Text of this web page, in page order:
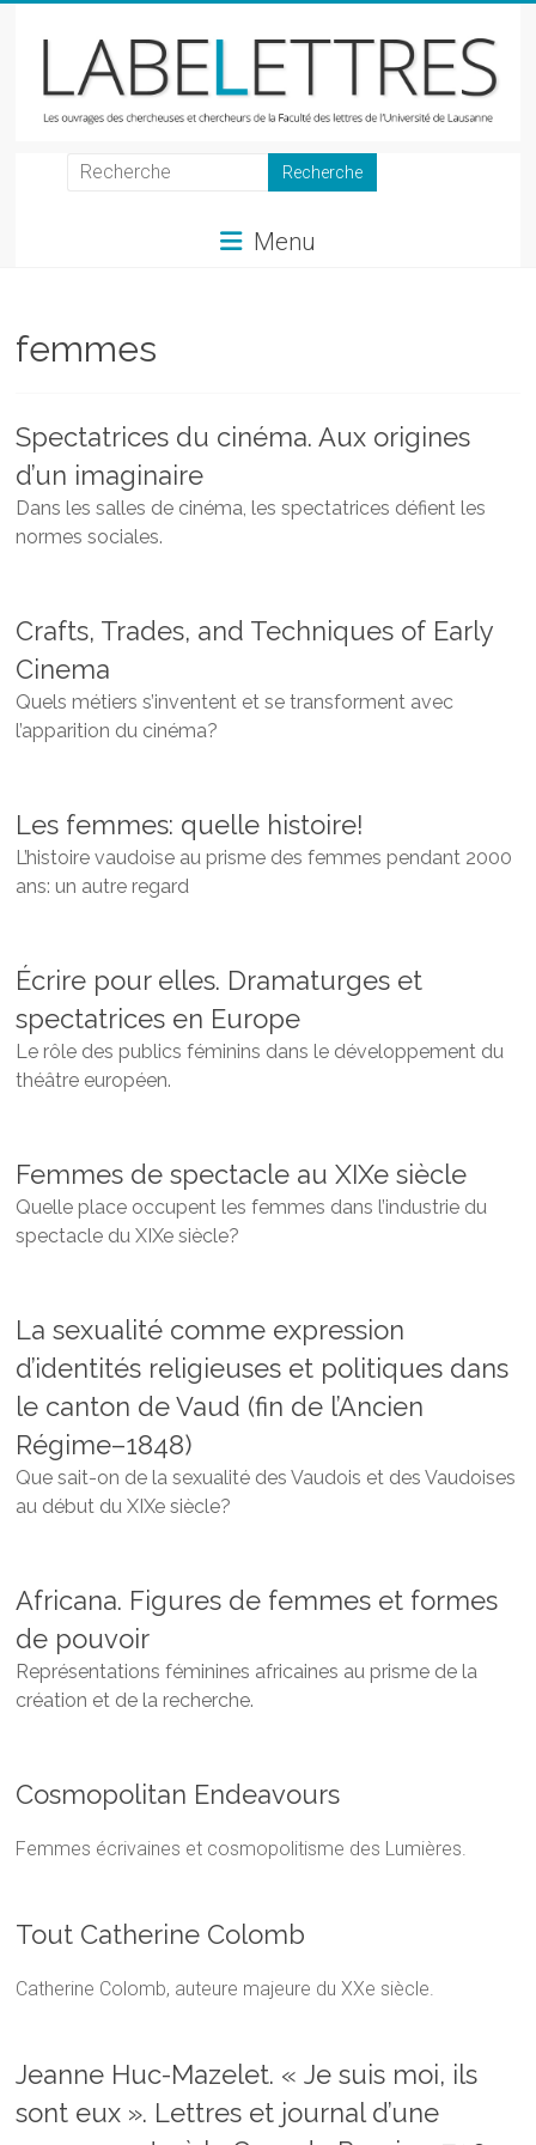
LabeLettres
et
chercheurs
Faculté
des
lettres
Menu
femmes
Spectatrices du cinéma. Aux origines
d’un imaginaire
Dans les salles de cinéma, les spectatrices défient les
normes sociales.
Crafts, Trades, and Techniques of Early
Cinema
Quels métiers s’inventent et se transforment avec
l’apparition du cinéma?
Les femmes: quelle histoire!
L’histoire vaudoise au prisme des femmes pendant 2000
ans: un autre regard
Écrire pour elles. Dramaturges et
spectatrices en Europe
Le rôle des publics féminins dans le développement du
théâtre européen.
Femmes de spectacle au XIXe siècle
Quelle place occupent les femmes dans l’industrie du
spectacle du XIXe siècle?
La sexualité comme expression
d’identités religieuses et politiques dans
le canton de Vaud (fin de l’Ancien
Régime–1848)
Que sait-on de la sexualité des Vaudois et des Vaudoises
au début du XIXe siècle?
Africana. Figures de femmes et formes
de pouvoir
Représentations féminines africaines au prisme de la
création et de la recherche.
Cosmopolitan Endeavours
Femmes écrivaines et cosmopolitisme des Lumières.
Tout Catherine Colomb
Catherine Colomb, auteure majeure du XXe siècle.
Jeanne Huc-Mazelet. « Je suis moi, ils
sont eux ». Lettres et journal d’une